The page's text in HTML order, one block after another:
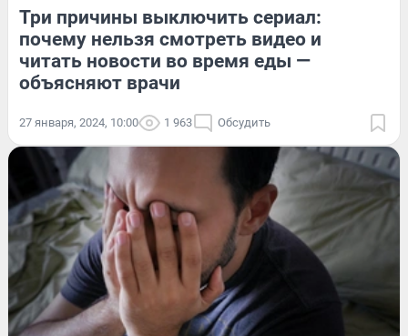
Три причины выключить сериал:
почему нельзя смотреть видео и
читать новости во время еды —
объясняют врачи
27 января, 2024, 10:00 1 963 Обсудить